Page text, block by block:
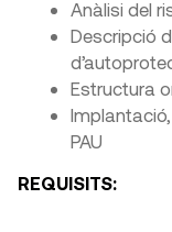
Anàlisi del
Descripció
Estructura
PAU
REQUISITS: